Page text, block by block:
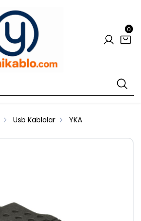
0
Usb Kablolar YKA